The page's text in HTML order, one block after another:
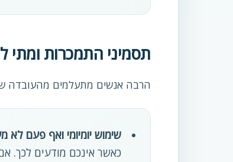
תסמיני התמכרות ומתי
הרבה אנשים מתעלמים מהעובדה
שימוש יומיומי ואף פעם לא
כאשר אינכם מודעים לכך.